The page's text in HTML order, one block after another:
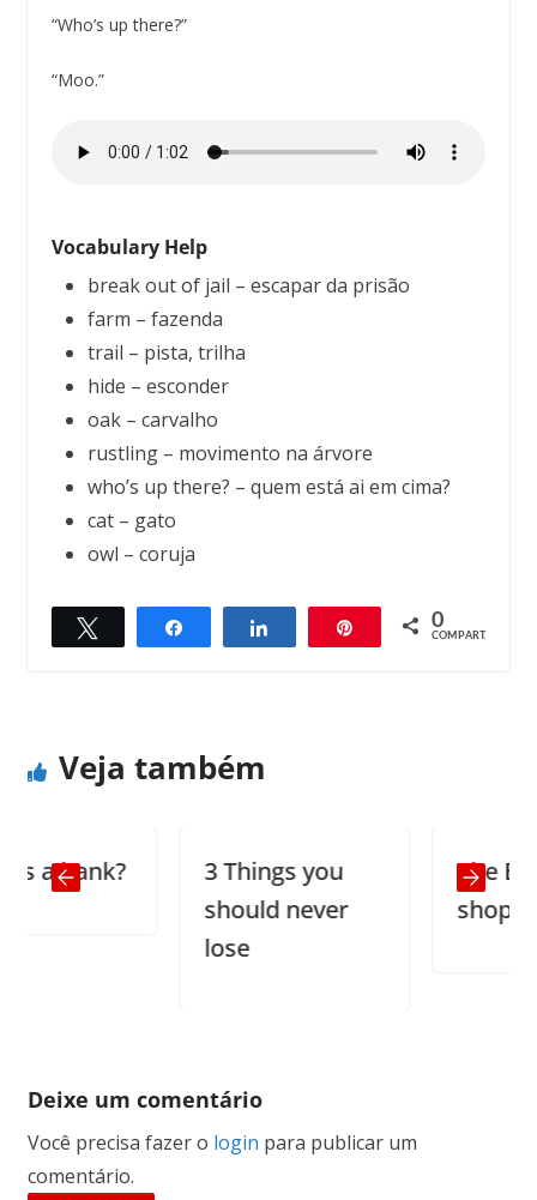
“Who’s up there?”
“Moo.”
Vocabulary Help
break out of jail – escapar da prisão
farm – fazenda
trail – pista, trilha
hide – esconder
oak – carvalho
rustling – movimento na árvore
who’s up there? – quem está ai em cima?
cat – gato
owl – coruja
Compartilhar Compartilhar 0
COMPART.
← Previous
Next →
Veja também
bank?
3 Things you
should never
The
shop
Deixe um comentário
Você precisa fazer o login para publicar um
comentário.